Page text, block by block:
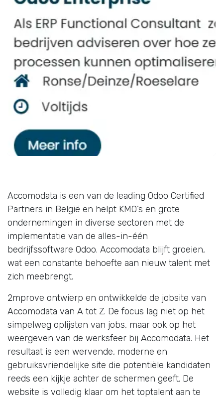
Accomodata is een van de leading Odoo Certified
Partners in België en helpt KMO’s en grote
ondernemingen in diverse sectoren met de
implementatie van de alles-in-één
bedrijfssoftware Odoo. Accomodata blijft groeien,
wat een constante behoefte aan nieuw talent met
zich meebrengt.
2mprove ontwierp en ontwikkelde de jobsite van
Accomodata van A tot Z. De focus lag niet op het
simpelweg oplijsten van jobs, maar ook op het
weergeven van de werksfeer bij Accomodata. Het
resultaat is een wervende, moderne en
gebruiksvriendelijke site die potentiële kandidaten
reeds een kijkje achter de schermen geeft. De
website is volledig klaar om het toptalent aan te